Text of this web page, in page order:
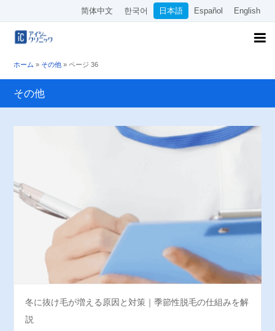
简体中文 한국어 日本語 Español English
ホーム » その他 » ページ 36
その他
冬に抜け毛が増える原因と対策｜季節性脱毛の仕組みを解
説